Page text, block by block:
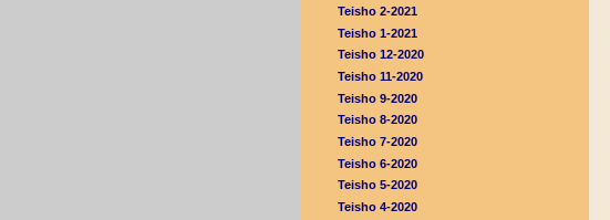
Teisho 2-2021
Teisho 1-2021
Teisho 12-2020
Teisho 11-2020
Teisho 9-2020
Teisho 8-2020
Teisho 7-2020
Teisho 6-2020
Teisho 5-2020
Teisho 4-2020